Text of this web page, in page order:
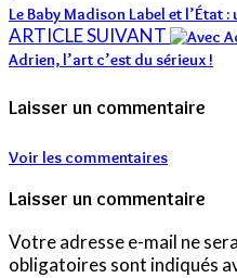
Le Baby Madison Label et
ARTICLE SUIVANT
Adrien, l’art c’est du sérieux !
Laisser un commentaire
Voir les commentaires
Laisser un commentaire
Votre adresse e-mail ne
obligatoires sont indiqués